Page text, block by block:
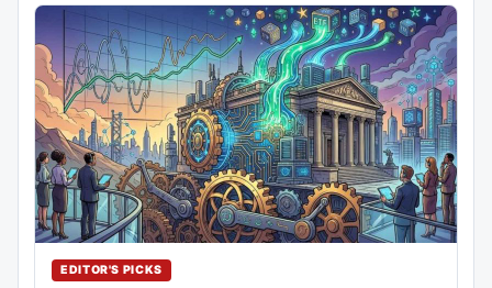
EDITOR'S PICKS